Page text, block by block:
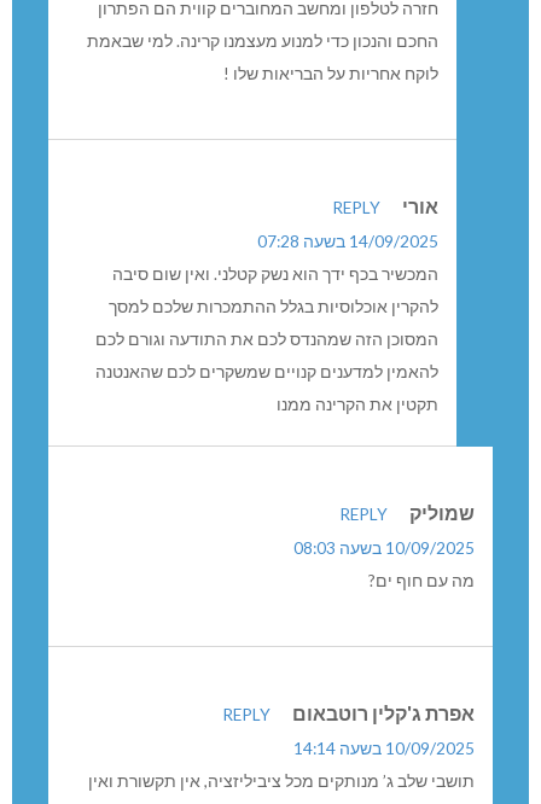
אור
REPLY
12/09/2025 בשעה 08:08
חזרה לטלפון ומחשב המחוברים קווית הם הפתרון
אורי
REPLY
14/09/2025 בשעה 07:28
המכשיר בכף ידך הוא נשק קטלני. ואין שום סיבה
להקרין אוכלוסיות בגלל ההתמכרות שלכם למסך
המסוכן הזה שמהנדס לכם את התודעה וגורם לכם
להאמין למדענים קנויים שמשקרים לכם שהאנטנה
שמוליק
REPLY
אפרת ג'קלין רוטבאום
REPLY